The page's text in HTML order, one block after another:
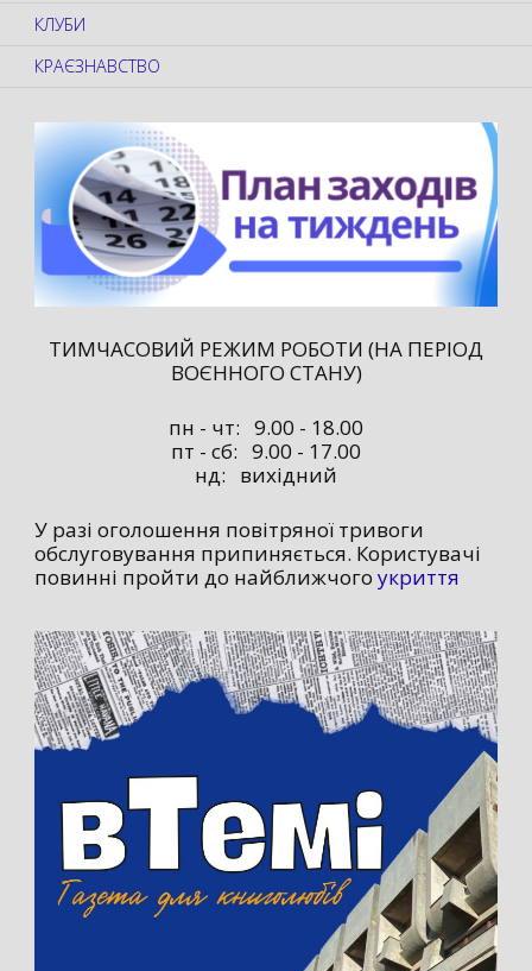
КЛУБИ
КРАЄЗНАВСТВО
ТИМЧАСОВИЙ РЕЖИМ РОБОТИ (НА ПЕРІОД
ВОЄННОГО СТАНУ)
пн - чт: 9.00 - 18.00
пт - сб: 9.00 - 17.00
нд: вихідний
У разі оголошення повітряної тривоги
обслуговування припиняється. Користувачі
повинні пройти до найближчого укриття